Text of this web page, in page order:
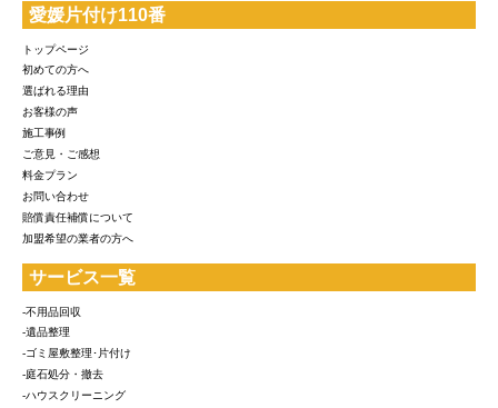
愛媛片付け110番
トップページ
初めての方へ
選ばれる理由
お客様の声
施工事例
ご意見・ご感想
料金プラン
お問い合わせ
賠償責任補償について
加盟希望の業者の方へ
サービス一覧
-不用品回収
-遺品整理
-ゴミ屋敷整理･片付け
-庭石処分・撤去
-ハウスクリーニング